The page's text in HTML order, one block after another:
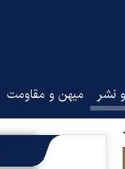
نشر میهن و مقاومت